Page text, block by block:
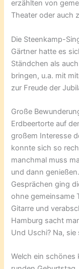
erzählten von
Theater oder auch
Die Steenkamp-
Gärtner hatte es
Ständchen als
bringen, u.a. mit
zur Freude der
Große
Erdbeertorte auf
großem Interesse
konnte sich so
manchmal muss
und dann
Gesprächen ging
ohne gemeinsame
Gitarre und
Hamburg sacht
Und Uschi? Na,
Welch ein schönes